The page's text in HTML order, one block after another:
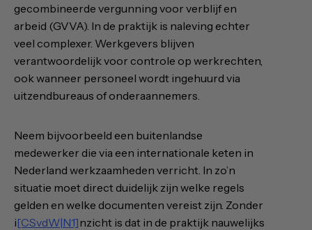
gecombineerde vergunning voor verblijf en
arbeid (GVVA). In de praktijk is naleving echter
veel complexer. Werkgevers blijven
verantwoordelijk voor controle op werkrechten,
ook wanneer personeel wordt ingehuurd via
uitzendbureaus of onderaannemers.
Neem bijvoorbeeld een buitenlandse
medewerker die via een internationale keten in
Nederland werkzaamheden verricht. In zo’n
situatie moet direct duidelijk zijn welke regels
gelden en welke documenten vereist zijn. Zonder
i[CSvdW|N1]nzicht is dat in de praktijk nauwelijks